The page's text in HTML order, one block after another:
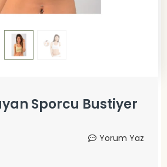
Sporcu Bustiyer
Yorum Yaz